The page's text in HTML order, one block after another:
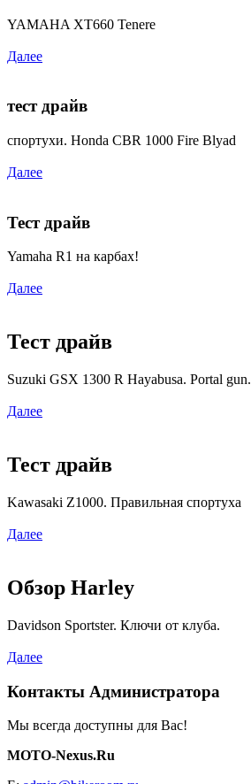
YAMAHA XT660 Tenere
Далее
тест драйв
спортухи. Honda CBR 1000 Fire Blyad
Далее
Тест драйв
Yamaha R1 на карбах!
Далее
Тест драйв
Suzuki GSX 1300 R Hayabusa. Portal gun.
Далее
Тест драйв
Kawasaki Z1000. Правильная спортуха
Далее
Обзор Harley
Davidson Sportster. Ключи от клуба.
Далее
Контакты Администратора
Мы всегда доступны для Вас!
MOTO-Nexus.Ru